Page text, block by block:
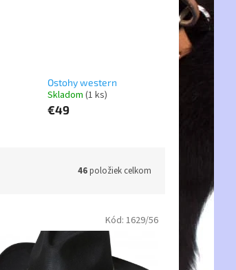
Ostohy western
Skladom (1 ks)
€49
46položiek celkom
Kód: 1629/56